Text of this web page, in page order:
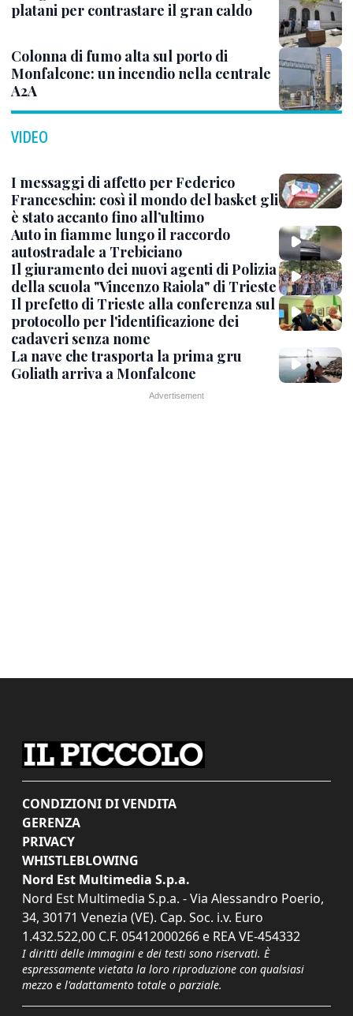
platani per contrastare il gran caldo
Colonna di fumo alta sul porto di
Monfalcone: un incendio nella centrale
A2A
VIDEO
I messaggi di affetto per Federico
Franceschin: così il mondo del basket gli
è stato accanto fino all’ultimo
Auto in fiamme lungo il raccordo
autostradale a Trebiciano
Il giuramento dei nuovi agenti di Polizia
della scuola "Vincenzo Raiola" di Trieste
Il prefetto di Trieste alla conferenza sul
protocollo per l'identificazione dei
cadaveri senza nome
La nave che trasporta la prima gru
Goliath arriva a Monfalcone
CONDIZIONI DI VENDITA
GERENZA
PRIVACY
WHISTLEBLOWING
Nord Est Multimedia S.p.a.
Nord Est Multimedia S.p.a. - Via Alessandro Poerio,
34, 30171 Venezia (VE). Cap. Soc. i.v. Euro
1.432.522,00 C.F. 05412000266 e REA VE-454332
I diritti delle immagini e dei testi sono riservati. È
espressamente vietata la loro riproduzione con qualsiasi
mezzo e l'adattamento totale o parziale.